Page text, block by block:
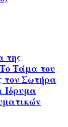
της
Τάμα του
τον Σωτήρα
Ίδρυμα